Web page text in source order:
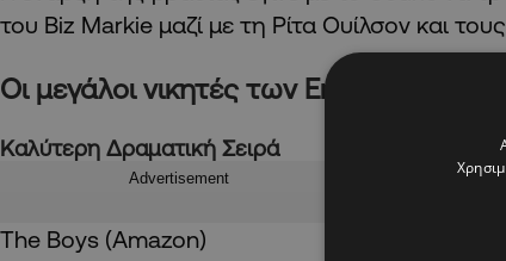
του Biz Markie μαζί με τη Ρίτα Ουίλσον και
Οι μεγάλοι νικητές των Emmy
Καλύτερη Δραματική Σειρά
Advertisement
The Boys (Amazon)